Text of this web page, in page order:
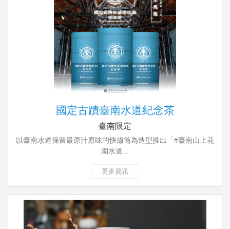
國定古蹟臺南水道紀念茶
臺南限定
以臺南水道保留最原汁原味的快濾筒為造型推出「#臺南山上花
園水道...
更多資訊